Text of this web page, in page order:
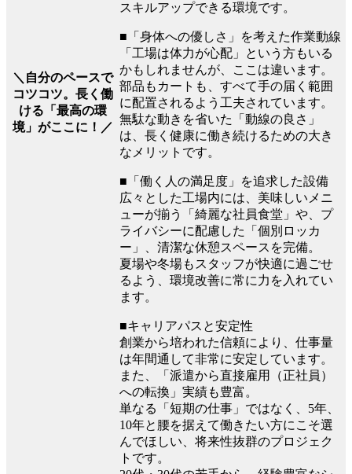
＼自分のペースで
コツコツ。長く働
ける「最高の環
境」がここに！／
スキルアップできる環境です。
■「身体への優しさ」を考えた作業動線
「工場は体力が心配」という方もいる
かもしれませんが、ここは違います。
部品もカートも、すべて手の届く範囲
に配置されるよう工夫されています。
無駄な動きを省いた「動線の良さ」
は、長く健康に働き続けるための大き
なメリットです。
■「働く人の満足度」を追求した設備
広々とした工場内には、美味しいメニ
ューが揃う「綺麗な社員食堂」や、プ
ライバシーに配慮した「個別ロッカ
ー」、清潔な休憩スペースを完備。
夏場や冬場もスタッフが快適に過ごせ
るよう、環境改善に常に力を入れてい
ます。
■キャリアパスと安定性
創業から培われた信頼により、仕事量
は年間通して非常に安定しています。
また、「派遣から直接雇用（正社員）
への転換」実績も豊富。
単なる「短期の仕事」ではなく、5年、
10年と腰を据えて働きたい方にこそ選
んでほしい、将来性抜群のプロジェク
トです。